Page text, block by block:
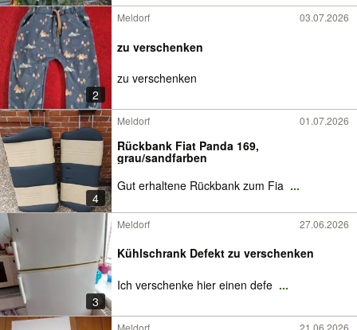
2
Meldorf 03.07.2026
zu verschenken
zu verschenken
4
Meldorf 01.07.2026
Rückbank Fiat Panda 169,
grau/sandfarben
Gut erhaltene Rückbank zum Fia ...
3
Meldorf 27.06.2026
Kühlschrank Defekt zu verschenken
Ich verschenke hier einen defe ...
Meldorf 21.06.2026